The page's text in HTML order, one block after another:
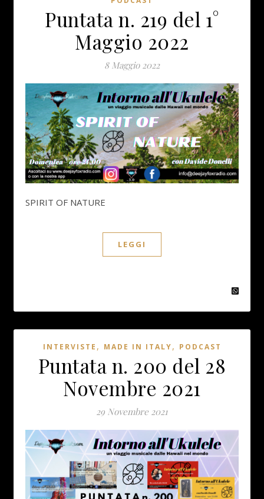
Puntata n. 219 del 1°
Maggio 2022
8 Maggio 2022
SPIRIT OF NATURE
LEGGI
INTERVISTE , MADE IN ITALY, PODCAST
Puntata n. 200 del 28
Novembre 2021
29 Novembre 2021